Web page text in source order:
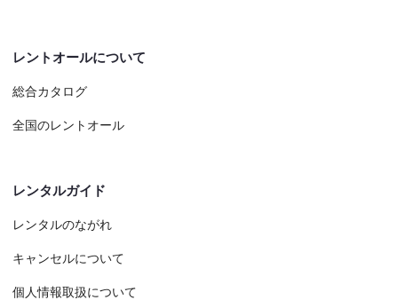
レントオールについて
総合カタログ
全国のレントオール
レンタルガイド
レンタルのながれ
キャンセルについて
個人情報取扱について